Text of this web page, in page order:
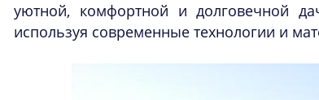
уютной, комфортной и долговечной
используя современные технологии и